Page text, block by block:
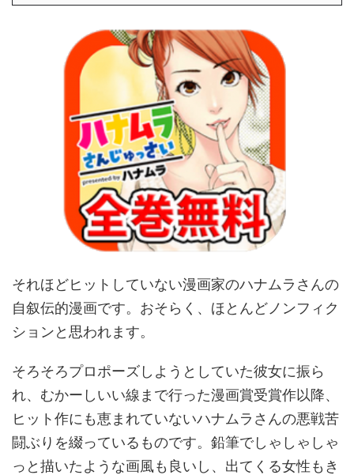
それほどヒットしていない漫画家のハナムラさんの
自叙伝的漫画です。おそらく、ほとんどノンフィク
ションと思われます。
そろそろプロポーズしようとしていた彼女に振ら
れ、むかーしいい線まで行った漫画賞受賞作以降、
ヒット作にも恵まれていないハナムラさんの悪戦苦
闘ぶりを綴っているものです。鉛筆でしゃしゃしゃ
っと描いたような画風も良いし、出てくる女性もき